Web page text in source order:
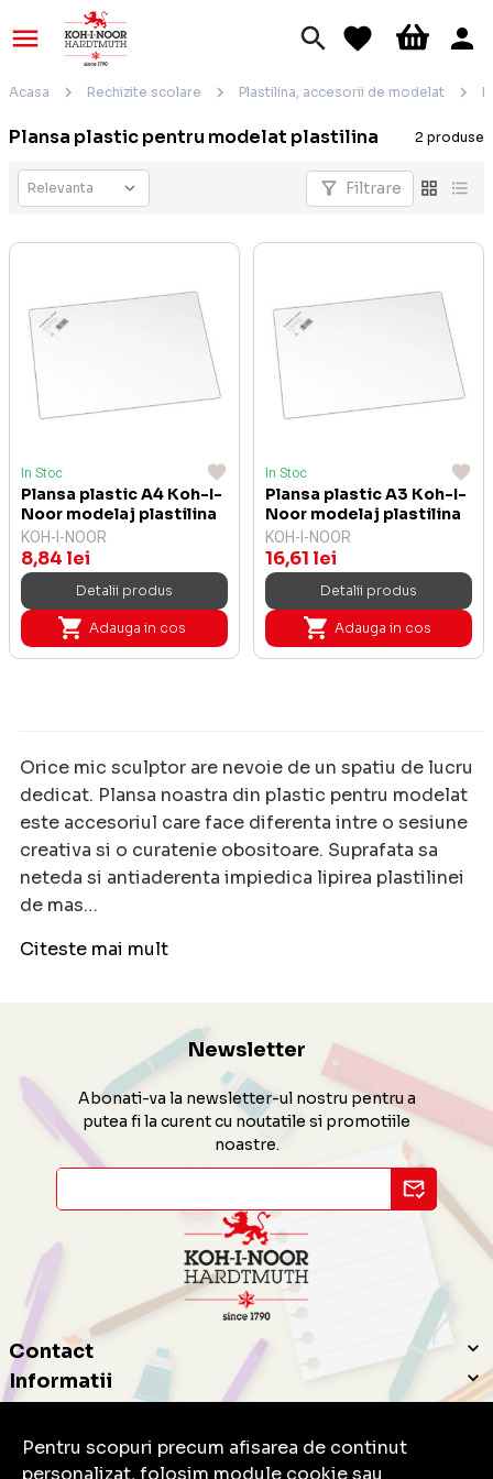
Acasa Rechizite scolare Plastilina, accesorii de modelat
Plansa plastic pentru modelat plastilina 2 produse
Filtrare
In Stoc
Plansa plastic A4 Koh-I-
Noor modelaj plastilina
KOH-I-NOOR
8,84 lei
Detalii produs
Adauga in cos
In Stoc
Plansa plastic A3 Koh-I-
Noor modelaj plastilina
KOH-I-NOOR
16,61 lei
Detalii produs
Adauga in cos
Orice mic sculptor are nevoie de un spatiu de lucru
dedicat. Plansa noastra din plastic pentru modelat
este accesoriul care face diferenta intre o sesiune
creativa si o curatenie obositoare. Suprafata sa
neteda si antiaderenta impiedica lipirea plastilinei
de mas…
Citeste mai mult
Contact
Informatii
Servicii clienti
Newsletter
Abonati-va la newsletter-ul nostru pentru a
putea fi la curent cu noutatile si promotiile
noastre.
Pentru scopuri precum afisarea de continut
personalizat, folosim module cookie sau